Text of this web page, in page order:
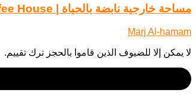
مساحة خارجية نابضة بالحياة | Kitab Coffee House
Marj Al-hamam
لا يمكن إلا للضيوف الذين قاموا بالحجز ترك تقييم.